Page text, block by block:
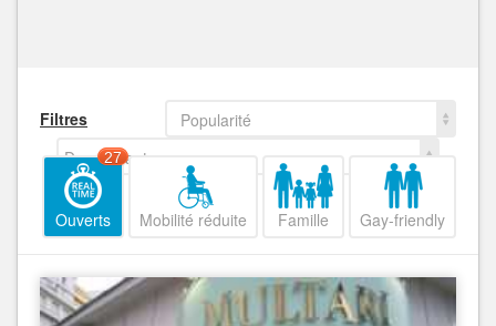
Filtres
Popularité
Decroissant
Ouverts
27
Mobilité réduite Famille Gay-friendly